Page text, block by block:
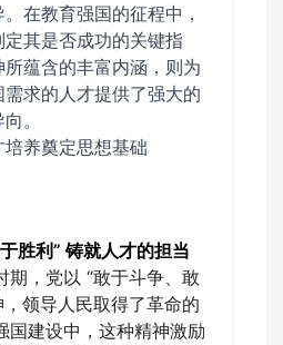
在教育强国的征程中，
其是否成功的关键指
蕴含的丰富内涵，则为
求的人才提供了强大的
。
养奠定思想基础
胜利” 铸就人才的担当
期，党以 “敢于斗争、敢
领导人民取得了革命的
国建设中，这种精神激励